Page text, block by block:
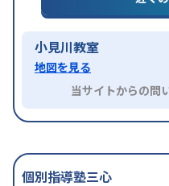
小見川教室
地図を見る
当サイトからの問
個別指導塾三心